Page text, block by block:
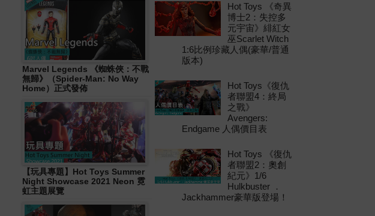
Marvel Legends 《蜘蛛俠：不戰
無歸》（Spider-Man: No Way
Home）正式發佈
【玩具專題】Hot Toys Summer
Night Showcase 2021 Neon 霓
虹主題展覽
Hot Toys 《奇異
博士2：失控多
元宇宙》緋紅女
巫Scarlet Witch
1:6比例珍藏人偶(豪華/普通
版本)
Hot Toys《復仇
者聯盟4：終局
之戰》
Avengers:
Endgame 人偶價目表
Hot Toys 《復仇
者聯盟2：奧創
紀元》1/6
Hulkbuster ．
Jackhammer豪華版登場！